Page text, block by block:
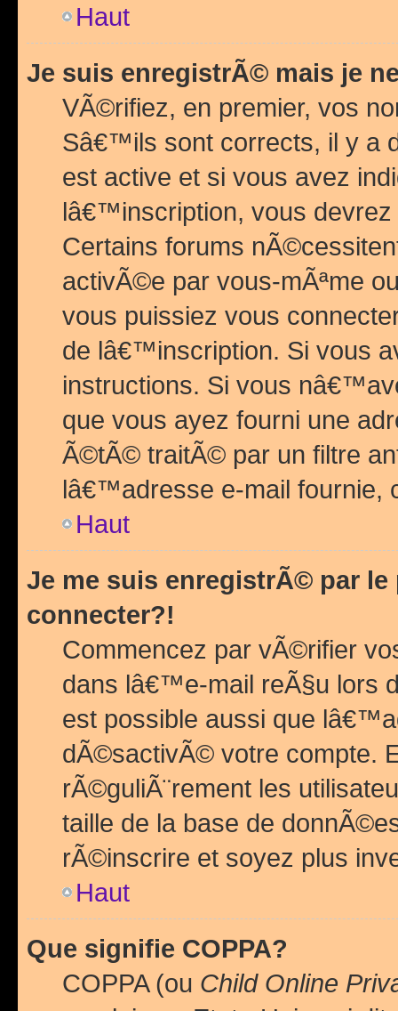
Haut
Je suis enregistrÃ© mais je
VÃ©rifiez, en premier, vos
Sâ€™ils sont corrects, il y a
est active et si vous avez
lâ€™inscription, vous
Certains forums
activÃ©e par vous-mÃªme
vous puissiez vous
de lâ€™inscription. Si vous
instructions. Si vous
que vous ayez fourni une
Ã©tÃ© traitÃ© par un filtre
lâ€™adresse e-mail fournie,
Haut
Je me suis enregistrÃ© par
connecter?!
Commencez par vÃ©rifier
dans lâ€™e-mail reÃ§u lors
est possible aussi que
dÃ©sactivÃ© votre compte.
rÃ©guliÃ¨rement les
taille de la base de
rÃ©inscrire et soyez plus
Haut
Que signifie COPPA?
COPPA (ou Child Online